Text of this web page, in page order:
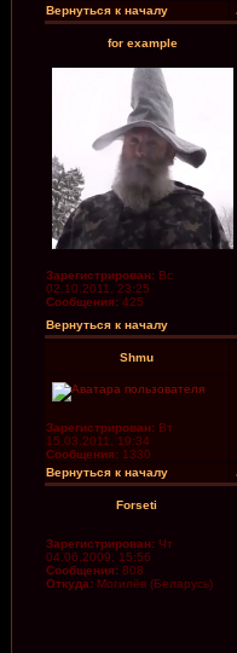
Вернуться к началу
for example
Зарегистрирован: Вс
02.10.2011, 23:25
Сообщения: 425
Вернуться к началу
Shmu
Зарегистрирован: Вт
15.03.2011, 19:34
Сообщения: 1330
Вернуться к началу
Forseti
Зарегистрирован: Чт
04.06.2009, 15:56
Сообщения: 808
Откуда: Могилёв (Беларусь)